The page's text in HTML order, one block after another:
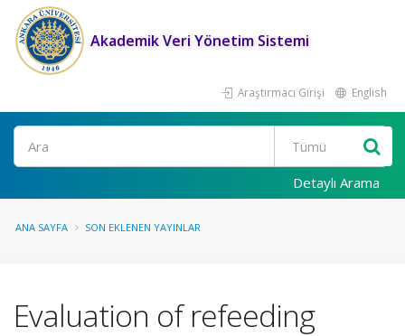
Akademik Veri Yönetim Sistemi
Araştırmacı Girişi English
Ara
Detaylı Arama
ANA SAYFA SON EKLENEN YAYINLAR
Evaluation of refeeding